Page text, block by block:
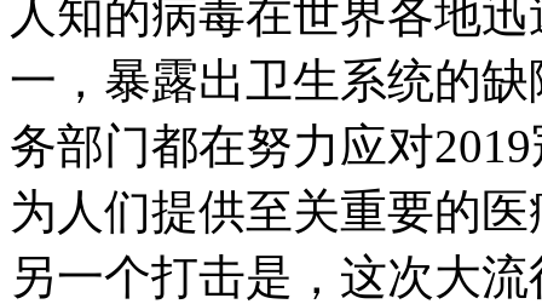
人知的病毒在世界各地
一，暴露出卫生系统的
务部门都在努力应对
为人们提供至关重要的
另一个打击是，这次大